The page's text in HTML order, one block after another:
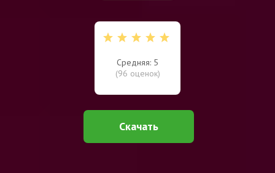
Средняя: 5
(96 оценок)
Скачать